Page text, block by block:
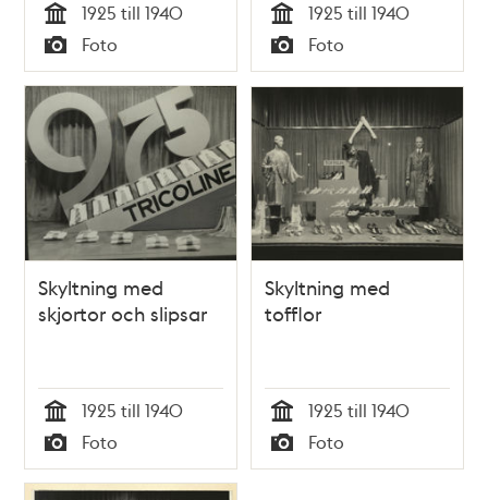
Tid
1925 till 1940
Typ
Foto Tid
1925 till 1940
Typ
Foto
Skyltning med
skjortor och slipsar
Tid
1925 till 1940
Typ
Foto
Skyltning med
tofflor
Tid
1925 till 1940
Typ
Foto